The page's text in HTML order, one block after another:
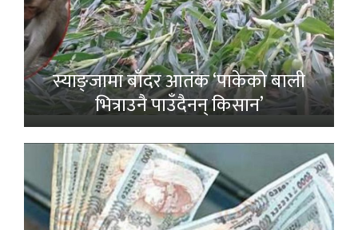
स्याङ्जामा बाँदर आतंक ‘पाकेको बाली
भित्राउनै पाउँदैनन् किसान’